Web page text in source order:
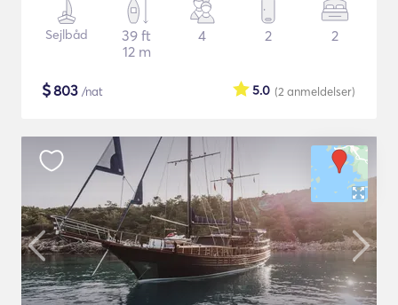
Sejlbåd
39 ft
12 m
4 2 2
$803 /nat (2 anmeldelser)
5.0